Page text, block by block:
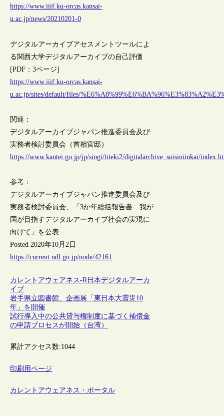
https://www.iiif.ku-orcas.kansai-
u.ac.jp/news/20210201-0
デジタルアーカイブアセスメントツールによ
る関西大学デジタルアーカイブの自己評価
[PDF：3ページ]
https://www.iiif.ku-orcas.kansai-
u.ac.jp/sites/default/files/
関連：
デジタルアーカイブジャパン推進委員会及び
実務者検討委員会（首相官邸）
https://www.kantei.go.jp/jp/singi/titeki2/digitalarchive_suisiniinkai/
参考：
デジタルアーカイブジャパン推進委員会及び
実務者検討委員会、「3か年総括報告書 我が
国が目指すデジタルアーカイブ社会の実現に
向けて」を公表
Posted 2020年10月2日
https://current.ndl.go.jp/node/42161
カレントアウェアネス-R日本デジタルアーカ
イブ
岩手県立図書館、企画展「東日本大震災10
年」を開催
試行導入中の公共貸与権制度に基づく補償金
の申請プロセスが開始（台湾）
累計アクセス数:1044
印刷用ページ
カレントアウェアネス・ポータル